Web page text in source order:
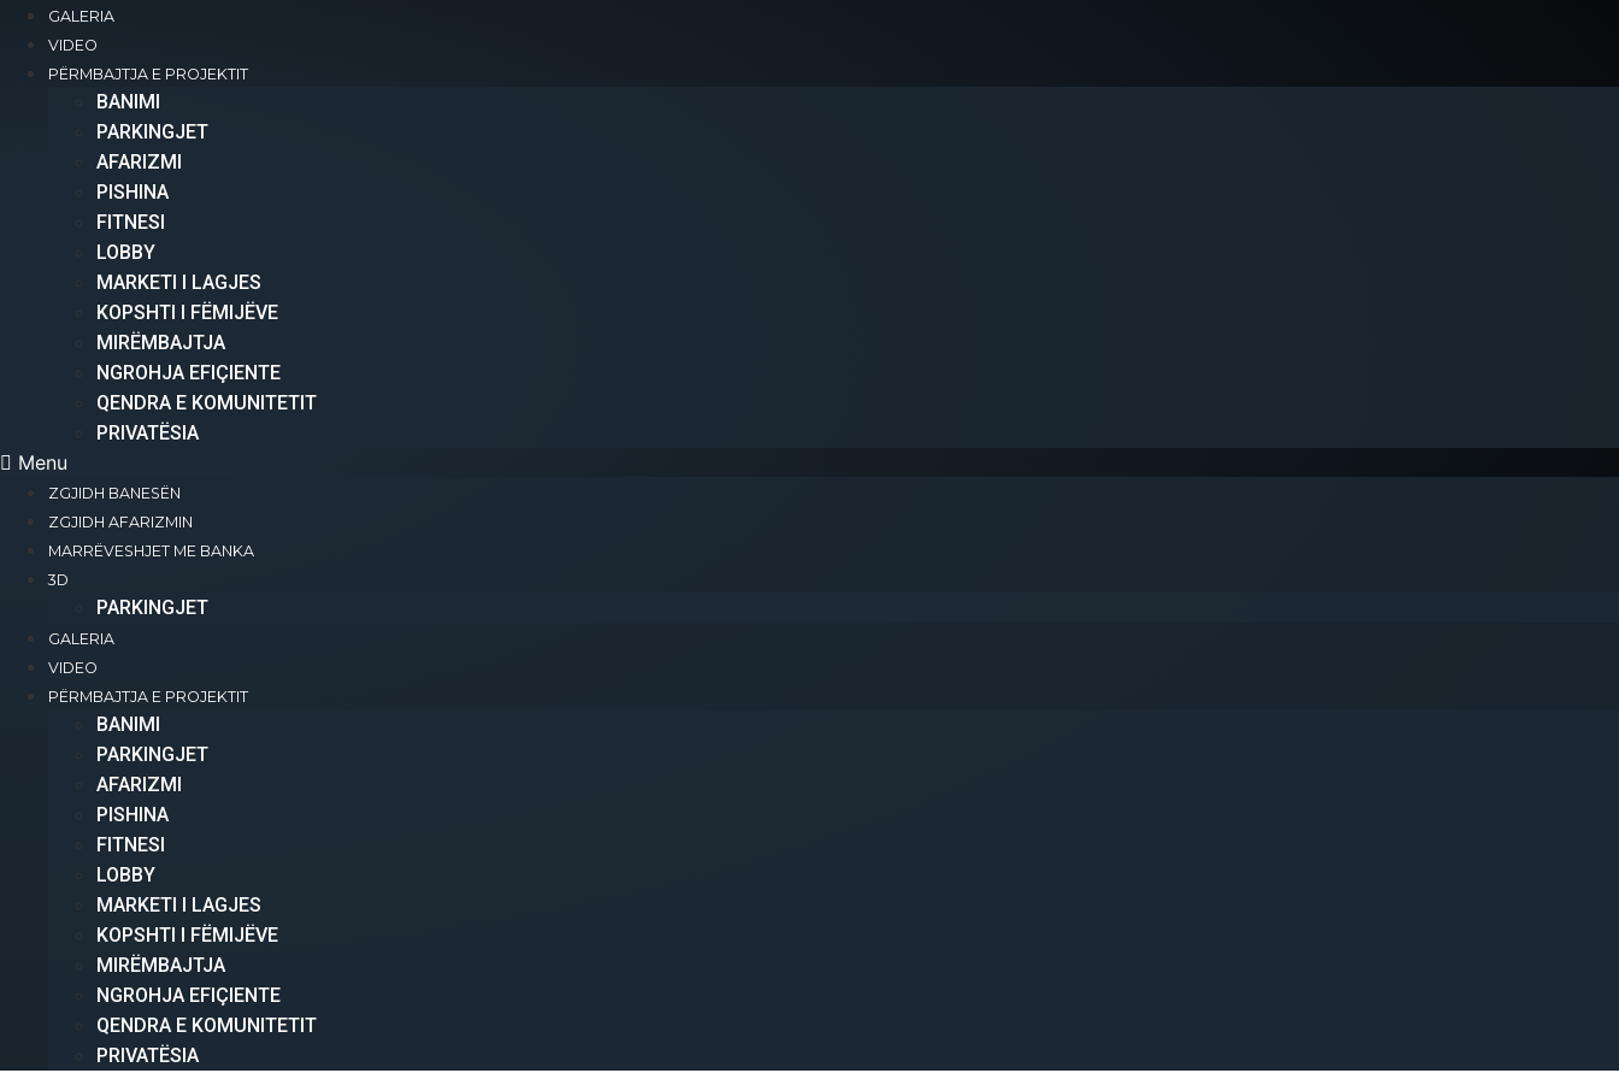
GALERIA
VIDEO
PËRMBAJTJA E PROJEKTIT
BANIMI​
PARKINGJET
AFARIZMI​
PISHINA
FITNESI
LOBBY
MARKETI I LAGJES
KOPSHTI I FËMIJËVE
MIRËMBAJTJA
NGROHJA EFIÇIENTE
QENDRA E KOMUNITETIT
PRIVATËSIA
Menu
ZGJIDH BANESËN
ZGJIDH AFARIZMIN
MARRËVESHJET ME BANKA
3D
PARKINGJET
GALERIA
VIDEO
PËRMBAJTJA E PROJEKTIT
BANIMI​
PARKINGJET
AFARIZMI​
PISHINA
FITNESI
LOBBY
MARKETI I LAGJES
KOPSHTI I FËMIJËVE
MIRËMBAJTJA
NGROHJA EFIÇIENTE
QENDRA E KOMUNITETIT
PRIVATËSIA
+383 49 477 200
info@international-residence.com
Copyright 2025 © All rights Reserved.